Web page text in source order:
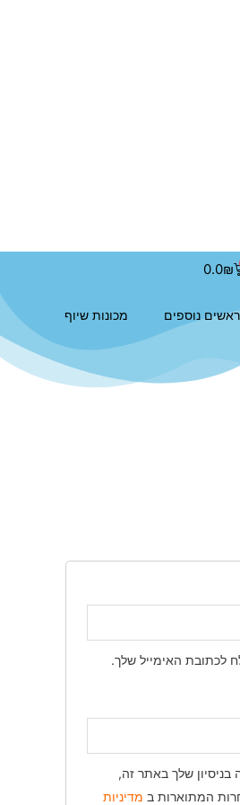
0.0₪
ראשים נוספים
מכונות שיוף
לכתובת האימייל שלך.
שלך באתר זה,
המתוארות ב מדיניות